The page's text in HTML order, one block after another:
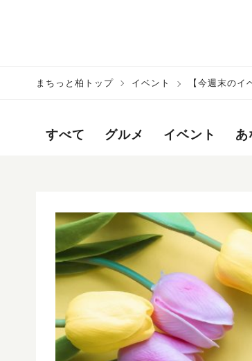
まちっと柏トップ イベント 【今週末の
すべて グルメ イベント あ